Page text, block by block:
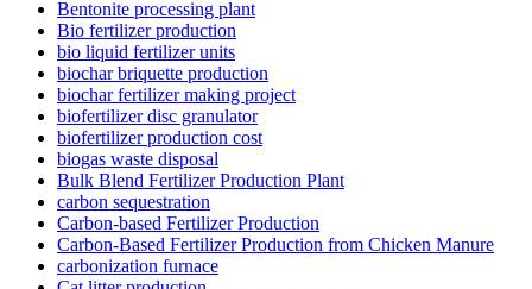
Bentonite processing plant
Bio fertilizer production
bio liquid fertilizer units
biochar briquette production
biochar fertilizer making project
biofertilizer disc granulator
biofertilizer production cost
biogas waste disposal
Bulk Blend Fertilizer Production Plant
carbon sequestration
Carbon-based Fertilizer Production
Carbon-Based Fertilizer Production from Chicken Manure
carbonization furnace